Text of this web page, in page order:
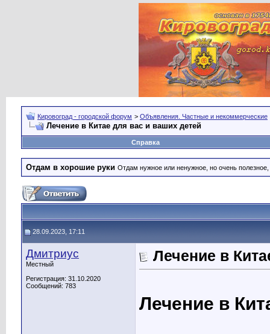
Кировоград - городской форум > Объявления. Частные и некоммерческие
Лечение в Китае для вас и ваших детей
Справка
Отдам в хорошие руки Отдам нужное или ненужное, но очень
28.09.2023, 17:11
Дмитриус
Местный
Регистрация: 31.10.2020
Сообщений: 783
Лечение в
Лечение в